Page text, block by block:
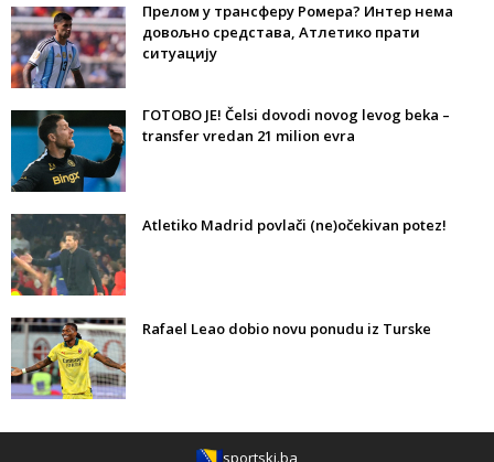
Прелом у трансферу Ромера? Интер нема
довољно средстава, Атлетико прати
ситуацију
ГОТОВО ЈЕ! Čelsi dovodi novog levog beka –
transfer vredan 21 milion evra
Atletiko Madrid povlači (ne)očekivan potez!
Rafael Leao dobio novu ponudu iz Turske
sportski.ba